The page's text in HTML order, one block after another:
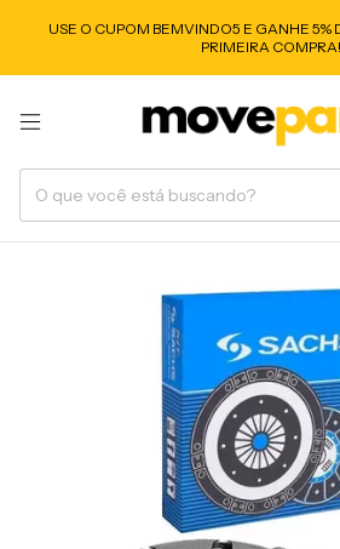
USE O CUPOM BEMVINDO5 E GANHE 5%
PRIMEIRA COMPRA!